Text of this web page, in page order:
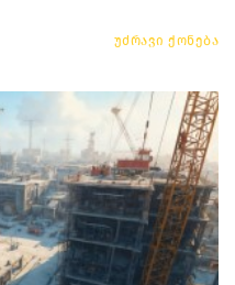
უძრავი ქონება